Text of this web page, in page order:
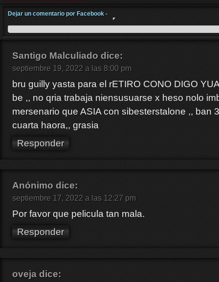
Dejar un comentario por Facebook -
Santigo Malculiado dice:
septiembre 19, 2022 a las 8:00 pm
bru guilly yasta para el rETIRO CONO DIGO
be ,, no qria trabaja niensusuarse x heso nolo
mersenario que ASIA con sibesterstalone ,, ban
cuarta haora,, grasia
Responder
Anónimo dice:
septiembre 17, 2022 a las 12:27 pm
Por favor que pelicula tan mala.
Responder
oveja dice: